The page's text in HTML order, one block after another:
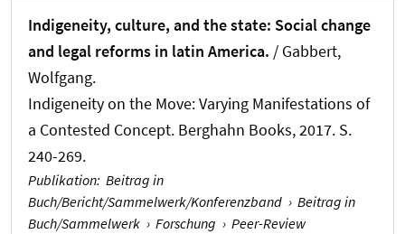
Indigeneity, culture, and the state: Social change
and legal reforms in latin America. / Gabbert,
Wolfgang.
Indigeneity on the Move: Varying Manifestations of
a Contested Concept. Berghahn Books, 2017. S.
240-269.
Publikation: Beitrag in
Buch/Bericht/Sammelwerk/Konferenzband › Beitrag in
Buch/Sammelwerk › Forschung › Peer-Review